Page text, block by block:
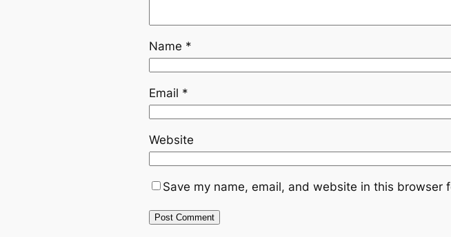
Name *
Email *
Website
Save my name, email, and website in this browser